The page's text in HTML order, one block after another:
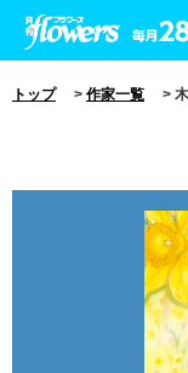
トップ> 作家一覧 > 木